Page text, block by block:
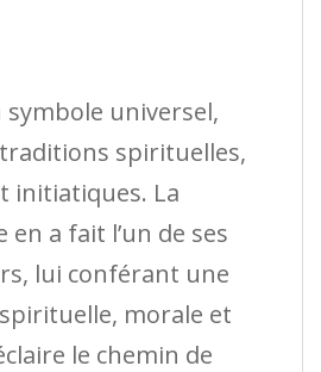
universel,
spirituelles,
initiatiques. La
a fait l’un de ses
lui conférant une
morale et
le chemin de